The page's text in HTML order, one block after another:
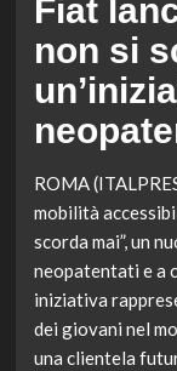
Fiat
non si
ROMA
mobilità
scorda mai”, un
neopatentati e a
iniziativa
dei giovani nel
una clientela